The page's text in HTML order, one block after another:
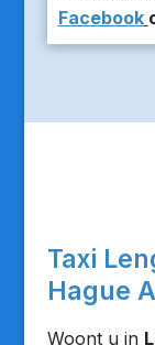
Facebook
Taxi
Hague
Woont u in